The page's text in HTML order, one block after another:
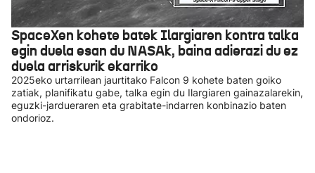
SpaceXen kohete batek Ilargiaren kontra talka
egin duela esan du NASAk, baina adierazi du ez
duela arriskurik ekarriko
2025eko urtarrilean jaurtitako Falcon 9 kohete baten goiko
zatiak, planifikatu gabe, talka egin du Ilargiaren gainazalarekin,
eguzki-jardueraren eta grabitate-indarren konbinazio baten
ondorioz.